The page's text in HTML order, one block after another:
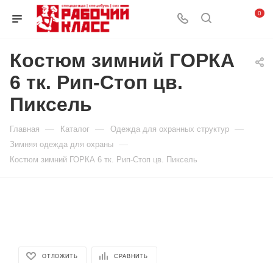
0
Костюм зимний ГОРКА
6 тк. Рип-Стоп цв.
Пиксель
Главная — Каталог — Одежда для охранных структур —
Зимняя одежда для охраны —
Костюм зимний ГОРКА 6 тк. Рип-Стоп цв. Пиксель
ОТЛОЖИТЬ СРАВНИТЬ